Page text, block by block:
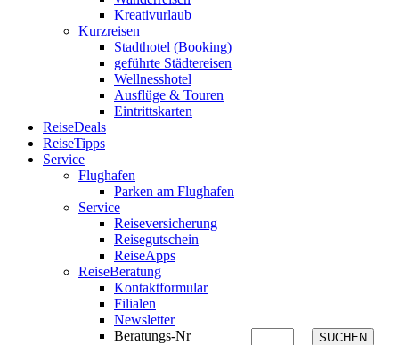
Kreativurlaub
Kurzreisen
Stadthotel (Booking)
geführte Städtereisen
Wellnesshotel
Ausflüge & Touren
Eintrittskarten
ReiseDeals
ReiseTipps
Service
Flughafen
Parken am Flughafen
Service
Reiseversicherung
Reisegutschein
ReiseApps
ReiseBeratung
Kontaktformular
Filialen
Newsletter
Beratungs-Nr
SUCHEN